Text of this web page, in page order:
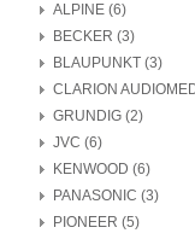
ALPINE (6)
BECKER (3)
BLAUPUNKT (3)
CLARION
GRUNDIG (2)
JVC (6)
KENWOOD (6)
PANASONIC (3)
PIONEER (5)